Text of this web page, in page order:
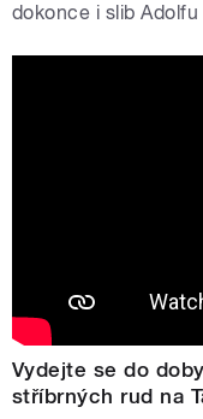
dokonce i slib
Vydejte se do
stříbrných rud na